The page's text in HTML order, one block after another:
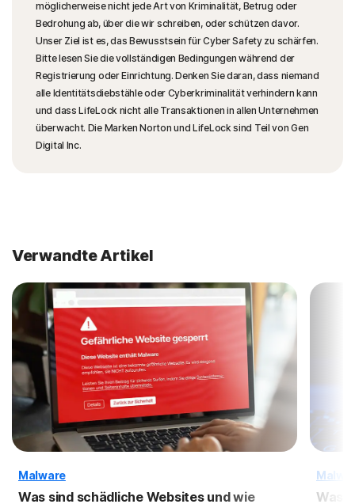
möglicherweise nicht jede Art von Kriminalität, Betrug oder
Bedrohung ab, über die wir schreiben, oder schützen davor.
Unser Ziel ist es, das Bewusstsein für Cyber Safety zu schärfen.
Bitte lesen Sie die vollständigen Bedingungen während der
Registrierung oder Einrichtung. Denken Sie daran, dass niemand
alle Identitätsdiebstähle oder Cyberkriminalität verhindern kann
und dass LifeLock nicht alle Transaktionen in allen Unternehmen
überwacht. Die Marken Norton und LifeLock sind Teil von Gen
Digital Inc.
Verwandte Artikel
Malware
Was sind schädliche Websites und wie
Was